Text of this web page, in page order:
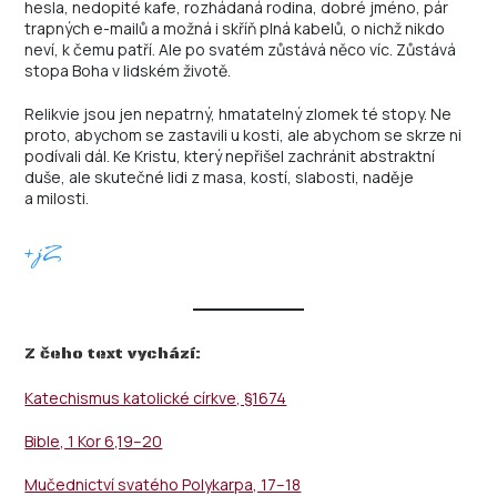
hesla, nedopité kafe, rozhádaná rodina, dobré jméno, pár
trapných e-mailů a možná i skříň plná kabelů, o nichž nikdo
neví, k čemu patří. Ale po svatém zůstává něco víc. Zůstává
stopa Boha v lidském životě.
Relikvie jsou jen nepatrný, hmatatelný zlomek té stopy. Ne
proto, abychom se zastavili u kosti, ale abychom se skrze ni
podívali dál. Ke Kristu, který nepřišel zachránit abstraktní
duše, ale skutečné lidi z masa, kostí, slabosti, naděje
a milosti.
+jZ
Z čeho text vychází:
Katechismus katolické církve, §1674
Bible, 1 Kor 6,19–20
Mučednictví svatého Polykarpa, 17–18